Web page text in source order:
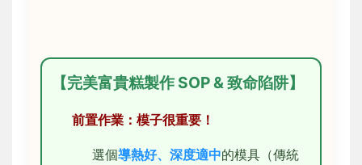
【完美富貴糕製作 SOP & 致命陷阱】
前置作業：模子很重要！
選個導熱好、深度適中的模具（傳統